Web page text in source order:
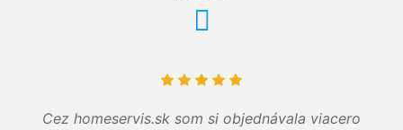
Cez homeservis.sk som si objednávala viacero